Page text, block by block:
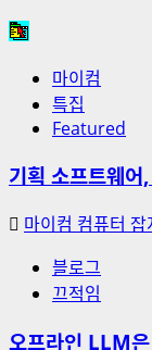
마이컴
특집
Featured
기획 소프트웨어
마이컴 컴퓨터 잡
블로그
끄적임
오프라인 LLM